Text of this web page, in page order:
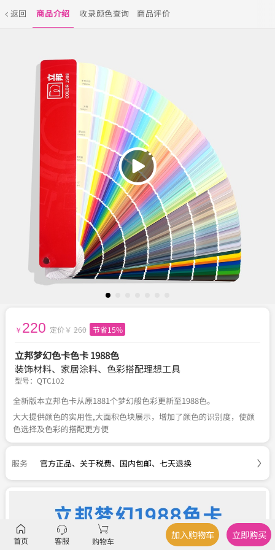
返回 商品介绍 收录颜色查询 商品评价
￥ 220 定价￥ 260 节省15%
立邦梦幻色卡色卡 1988色
装饰材料、家居涂料、色彩搭配理想工具
型号： QTC102
全新版本立邦色卡从原1881个梦幻般色彩更新至1988色。
大大提供颜色的实用性,大面积色块展示，增加了颜色的识别度，使颜
色选择及色彩的搭配更方便
服务 官方正品、 关于税费、 国内包邮、 七天退换
首页 客服 购物车
加入购物车 立即购买